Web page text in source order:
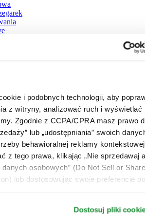
i podobnych technologii, aby
z witryny, analizować ruch i wyświetlać
Zgodnie z CCPA/CPRA masz prawo
lub „udostępniania” swoich
behawioralnej reklamy
z tego prawa, klikając „Nie sprzedawaj
osobowych” (Do Not Sell or
lub dostosowując swoje preferencje
Dostosuj pliki
i Zwrotów
CERTINA
najświeższe informacje